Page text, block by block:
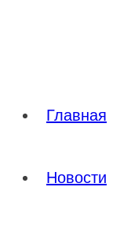
Главная
Новости